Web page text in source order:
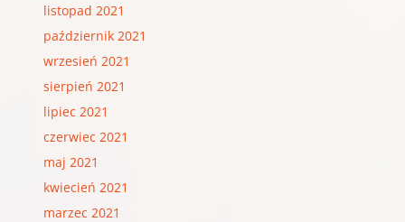
listopad 2021
październik 2021
wrzesień 2021
sierpień 2021
lipiec 2021
czerwiec 2021
maj 2021
kwiecień 2021
marzec 2021